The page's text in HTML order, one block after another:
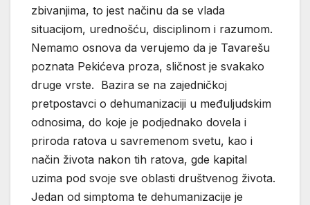
zbivanjima, to jest načinu da se vlada
situacijom, urednošću, disciplinom i razumom.
Nemamo osnova da verujemo da je Tavarešu
poznata Pekićeva proza, sličnost je svakako
druge vrste. Bazira se na zajedničkoj
pretpostavci o dehumanizaciji u međuljudskim
odnosima, do koje je podjednako dovela i
priroda ratova u savremenom svetu, kao i
način života nakon tih ratova, gde kapital
uzima pod svoje sve oblasti društvenog života.
Jedan od simptoma te dehumanizacije je